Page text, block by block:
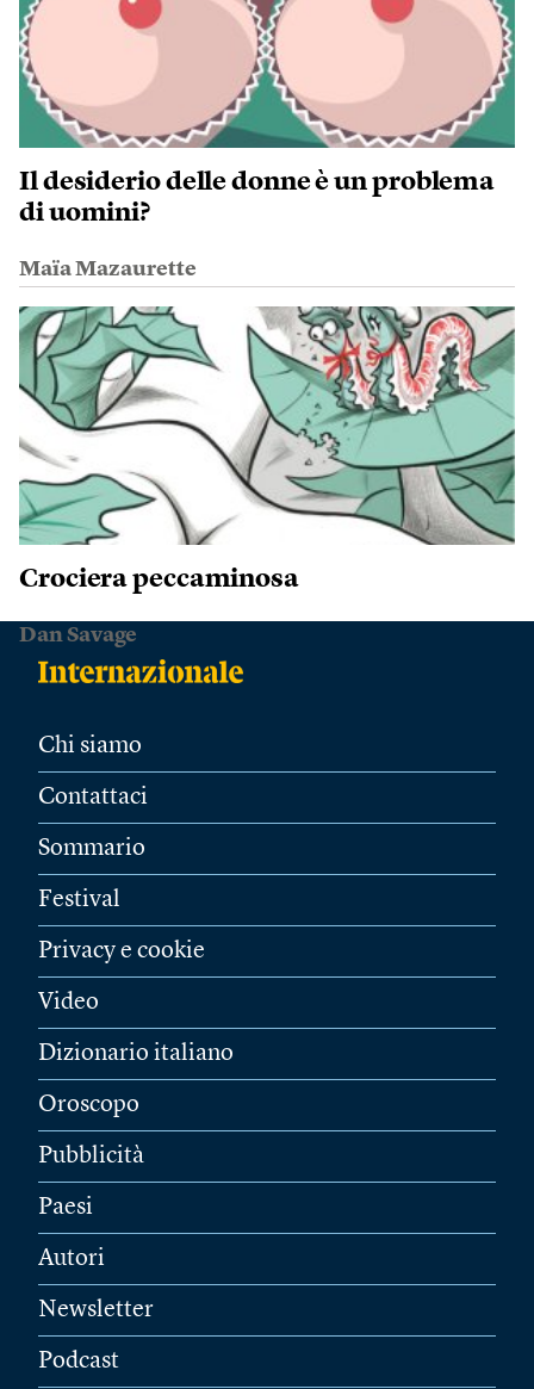
Il desiderio delle donne è un problema
di uomini?
Maïa Mazaurette
Crociera peccaminosa
Dan Savage
Chi siamo
Contattaci
Sommario
Festival
Privacy e cookie
Video
Dizionario italiano
Oroscopo
Pubblicità
Paesi
Autori
Newsletter
Podcast